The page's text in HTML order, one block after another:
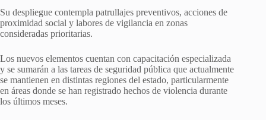
Su despliegue contempla patrullajes preventivos, acciones de
proximidad social y labores de vigilancia en zonas
consideradas prioritarias.
Los nuevos elementos cuentan con capacitación especializada
y se sumarán a las tareas de seguridad pública que actualmente
se mantienen en distintas regiones del estado, particularmente
en áreas donde se han registrado hechos de violencia durante
los últimos meses.